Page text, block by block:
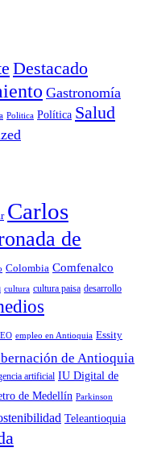
Destacado
Gastronomía
Politica Política Salud
Carlos
de
Colombia Comfenalco
cultura cultura paisa desarrollo
empleo en Antioquia Essity
de Antioquia
artificial IU Digital de
de Medellín Parkinson
Teleantioquia